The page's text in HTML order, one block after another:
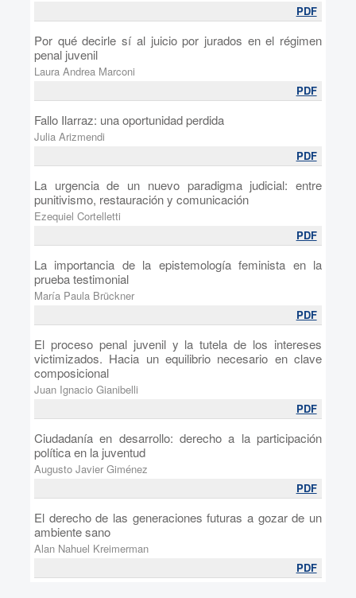
PDF
Por qué decirle sí al juicio por jurados en el régimen
penal juvenil
Laura Andrea Marconi
PDF
Fallo Ilarraz: una oportunidad perdida
Julia Arizmendi
PDF
La urgencia de un nuevo paradigma judicial: entre
punitivismo, restauración y comunicación
Ezequiel Cortelletti
PDF
La importancia de la epistemología feminista en la
prueba testimonial
María Paula Brückner
PDF
El proceso penal juvenil y la tutela de los intereses
victimizados. Hacia un equilibrio necesario en clave
composicional
Juan Ignacio Gianibelli
PDF
Ciudadanía en desarrollo: derecho a la participación
política en la juventud
Augusto Javier Giménez
PDF
El derecho de las generaciones futuras a gozar de un
ambiente sano
Alan Nahuel Kreimerman
PDF